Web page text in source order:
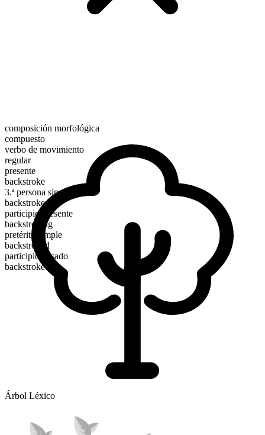
composición morfológica
compuesto
verbo de movimiento
regular
presente
backstroke
3.ª persona singular
backstrokes
participio presente
backstroking
pretérito simple
backstroked
participio pasado
backstroked
Árbol Léxico